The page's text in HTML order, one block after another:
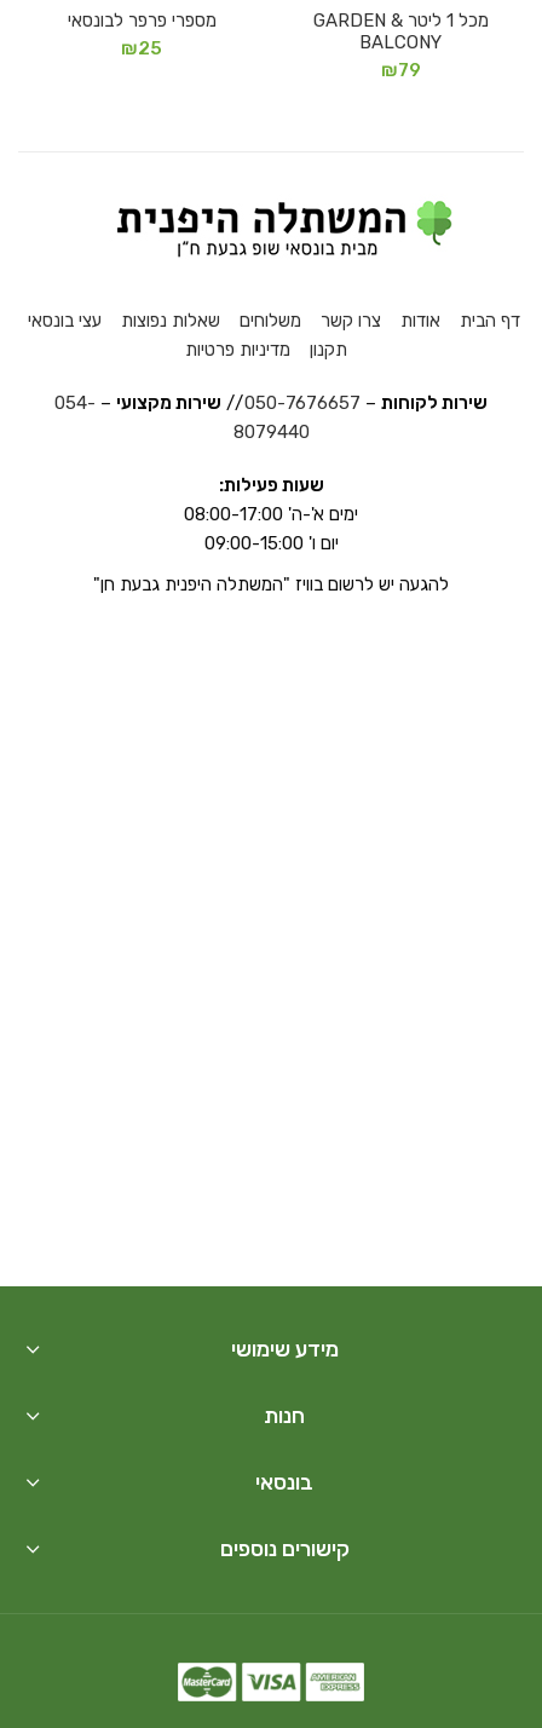
מכל 1 ליטר GARDEN &
BALCONY
₪79
מספרי פרפר לבונסאי
₪25
דף הבית אודות צרו קשר משלוחים שאלות נפוצות
עצי בונסאי
תקנון
מדיניות פרטיות
שירות לקוחות –
050-7676657
// שירות מקצועי –
054-
8079440
שעות פעילות:
ימים א'-ה' 08:00-17:00
יום ו' 09:00-15:00
להגעה יש לרשום בוויז "המשתלה היפנית גבעת חן"
מידע שימושי
חנות
בונסאי
קישורים נוספים